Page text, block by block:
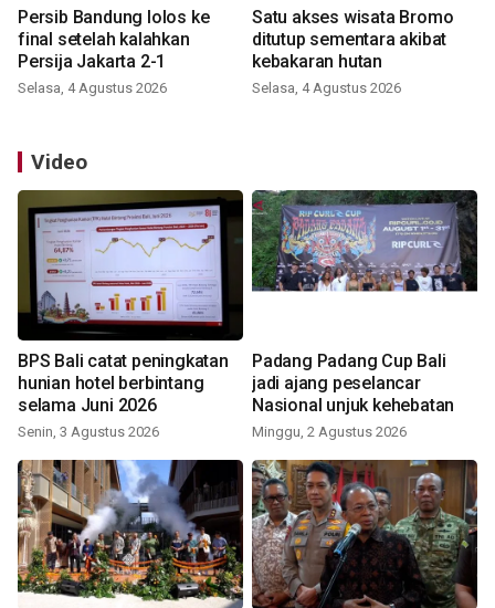
Persib Bandung lolos ke
final setelah kalahkan
Persija Jakarta 2-1
Selasa, 4 Agustus 2026
Satu akses wisata Bromo
ditutup sementara akibat
kebakaran hutan
Selasa, 4 Agustus 2026
Video
BPS Bali catat peningkatan
hunian hotel berbintang
selama Juni 2026
Senin, 3 Agustus 2026
Padang Padang Cup Bali
jadi ajang peselancar
Nasional unjuk kehebatan
Minggu, 2 Agustus 2026